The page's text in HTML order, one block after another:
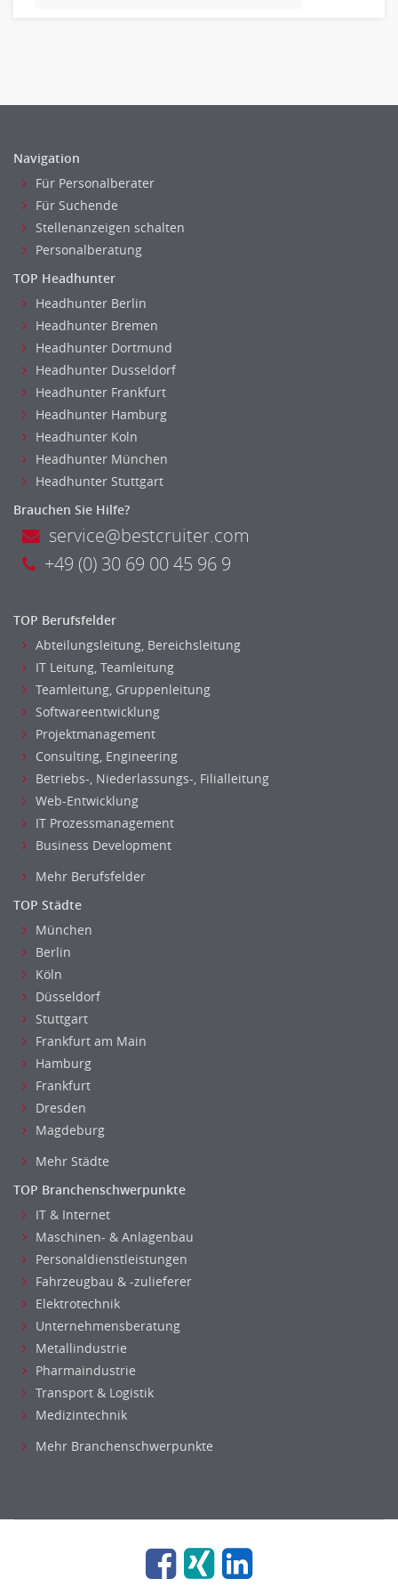
Gesundheits- und Krankenpflege
Heilerziehungspfleger
Logopädie
Pflegehelfer
Physiotherapie
Sanitätsdienst, ambulanter Dienst
Strahlentherapie
Außendienst
Immobilienmakler
Innendienst, Sachbearbeitung
Kundenservice
Vertrieb & Verkauf Leitung, Teamleitung
Pharmaberater
Pre-Sales
Telesales
Navigation
Für Personalberater
Für Suchende
Stellenanzeigen schalten
Personalberatung
TOP Headhunter
Headhunter Berlin
Headhunter Bremen
Headhunter Dortmund
Headhunter Dusseldorf
Headhunter Frankfurt
Headhunter Hamburg
Headhunter Koln
Headhunter München
Headhunter Stuttgart
Brauchen Sie Hilfe?
service@bestcruiter.com
+49 (0) 30 69 00 45 96 9
TOP Berufsfelder
Abteilungsleitung, Bereichsleitung
IT Leitung, Teamleitung
Teamleitung, Gruppenleitung
Softwareentwicklung
Projektmanagement
Consulting, Engineering
Betriebs-, Niederlassungs-, Filialleitung
Web-Entwicklung
IT Prozessmanagement
Business Development
Mehr Berufsfelder
TOP Städte
München
Berlin
Köln
Düsseldorf
Stuttgart
Frankfurt am Main
Hamburg
Frankfurt
Dresden
Magdeburg
Mehr Städte
TOP Branchenschwerpunkte
IT & Internet
Maschinen- & Anlagenbau
Personaldienstleistungen
Fahrzeugbau & -zulieferer
Elektrotechnik
Unternehmensberatung
Metallindustrie
Pharmaindustrie
Transport & Logistik
Medizintechnik
Mehr Branchenschwerpunkte